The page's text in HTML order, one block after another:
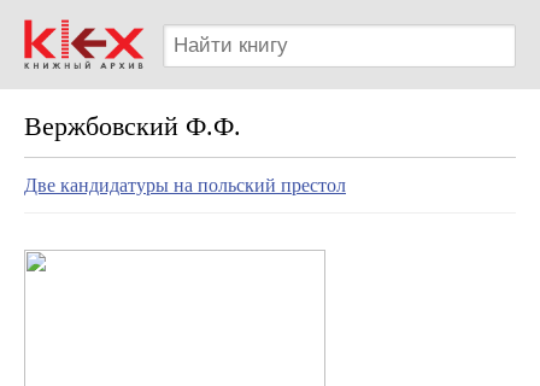
Вержбовский Ф.Ф.
Две кандидатуры на польский престол